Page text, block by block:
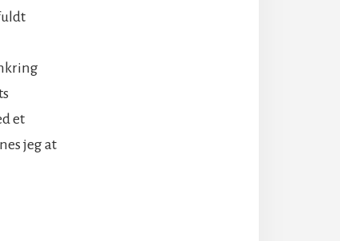
et
jeg at